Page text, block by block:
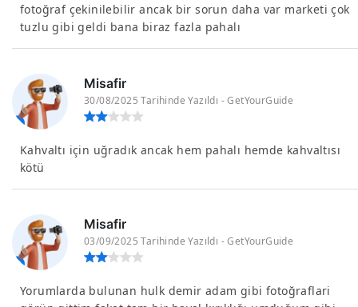
fotoğraf çekinilebilir ancak bir sorun daha var marketi çok
tuzlu gibi geldi bana biraz fazla pahalı
Misafir
30/08/2025 Tarihinde Yazıldı - GetYourGuide
Kahvaltı için uğradık ancak hem pahalı hemde kahvaltısı
kötü
Misafir
03/09/2025 Tarihinde Yazıldı - GetYourGuide
Yorumlarda bulunan hulk demir adam gibi fotoğraflari